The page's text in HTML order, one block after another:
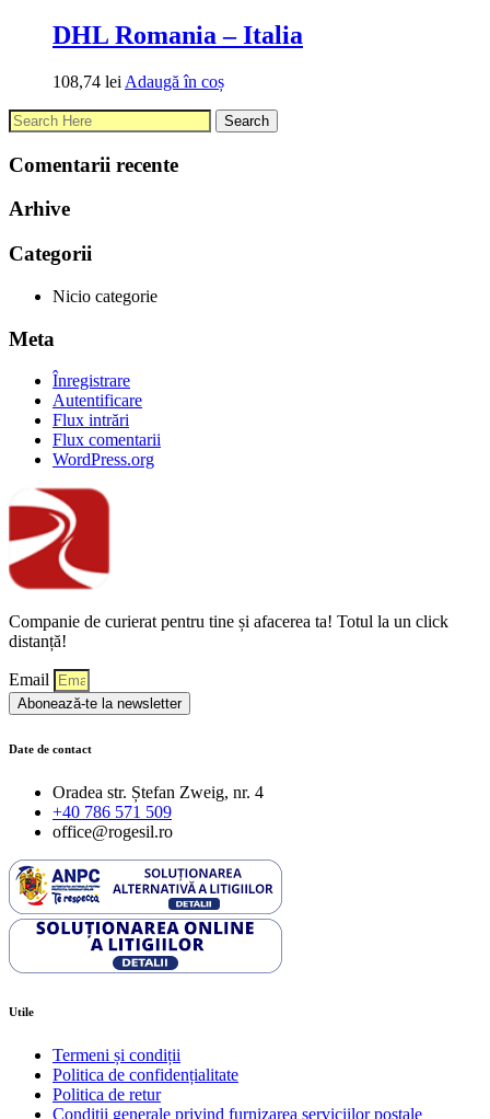
DHL Romania – Italia
108,74 lei Adaugă în coș
Comentarii recente
Arhive
Categorii
Nicio categorie
Meta
Înregistrare
Autentificare
Flux intrări
Flux comentarii
WordPress.org
Companie de curierat pentru tine și afacerea ta! Totul la un click
distanță!
Email
Abonează-te la newsletter
Date de contact
Oradea str. Ștefan Zweig, nr. 4
+40 786 571 509
office@rogesil.ro
Utile
Termeni și condiții
Politica de confidențialitate
Politica de retur
Condiţii generale privind furnizarea serviciilor poştale